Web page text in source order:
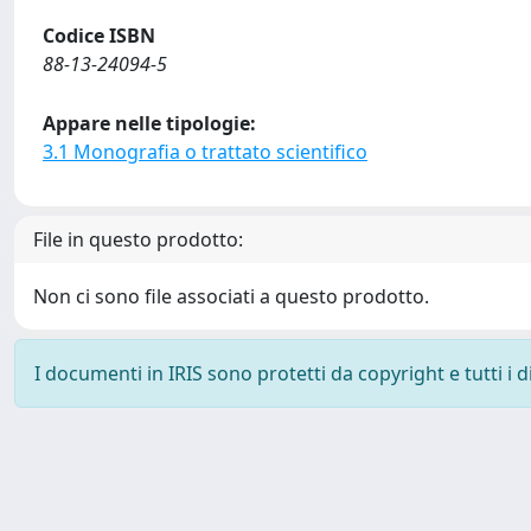
Codice ISBN
88-13-24094-5
Appare nelle tipologie:
3.1 Monografia o trattato scientifico
File in questo prodotto:
Non ci sono file associati a questo prodotto.
I documenti in IRIS sono protetti da copyright e tutti i